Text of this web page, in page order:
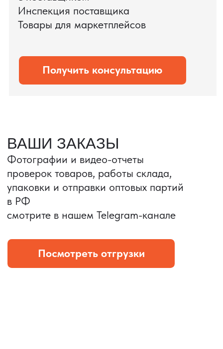
Оставить заявку
Портативные колонки
Условия: Тираж 3100 шт.
Колонка с шнуром
зарядным, без коробки
и ложемента (эвы).
Условия: Тираж 5900 шт.
15w.
Комплект: устройство +
провод Type C.
КОНТРОЛЬ КАЧЕСТВА
Проверка по ТЗ включает: